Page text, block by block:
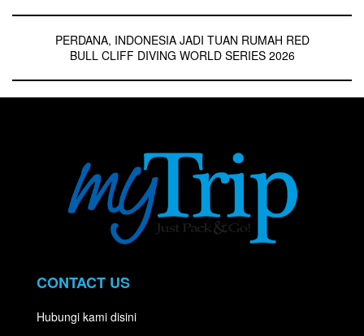
PERDANA, INDONESIA JADI TUAN RUMAH RED
BULL CLIFF DIVING WORLD SERIES 2026
CONTACT US
Hubungi kami disini